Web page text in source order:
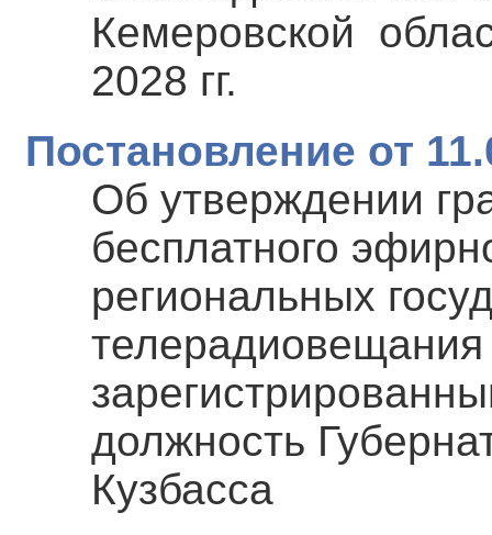
Кемеровской
2028 гг.
Постановление от
Об утверждении
бесплатного
региональных
должность
Кузбасса